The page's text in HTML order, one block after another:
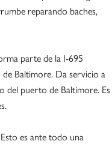
reparando baches,
parte de la I-695
Baltimore. Da servicio a
del puerto de Baltimore. Es
es ante todo una